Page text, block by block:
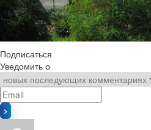
Подписаться
Уведомить о